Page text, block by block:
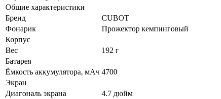
Общие характеристики
Бренд
CUBOT
Фонарик
Прожектор кемпинговый
Корпус
Вес
192 г
Батарея
Ёмкость аккумулятора, мАч 4700
Экран
Диагональ экрана
4.7 дюйм